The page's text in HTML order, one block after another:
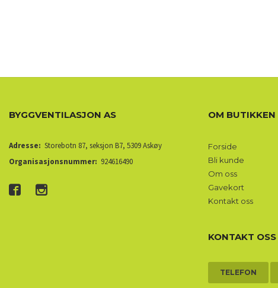
BYGGVENTILASJON AS
Adresse: Storebotn 87, seksjon B7, 5309 Askøy
Organisasjonsnummer: 924616490
OM BUTIKKEN
Forside
Bli kunde
Om oss
Gavekort
Kontakt oss
KONTAKT OSS
TELEFON